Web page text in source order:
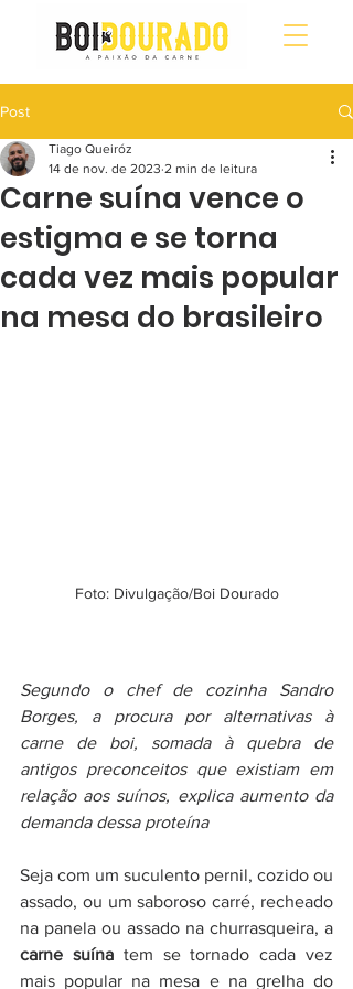
Post
Carne suína vence o
estigma e se torna
cada vez mais popular
na mesa do brasileiro
Tiago Queiróz
14 de nov. de 2023 2 min de leitura
Foto: Divulgação/Boi Dourado
Segundo o chef de cozinha Sandro
Borges, a procura por alternativas à
carne de boi, somada à quebra de
antigos preconceitos que existiam em
relação aos suínos, explica aumento da
demanda dessa proteína
Seja com um suculento pernil, cozido ou
assado, ou um saboroso carré, recheado
carne suína tem se tornado cada vez
mais popular na mesa e na grelha do